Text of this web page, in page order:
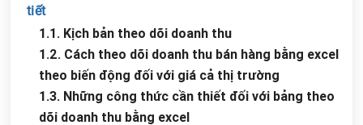
tiết
1.1. Kịch bản theo dõi doanh thu
1.2. Cách theo dõi doanh thu bán hàng bằng excel
theo biến động đối với giá cả thị trường
1.3. Những công thức cần thiết đối với bảng theo
dõi doanh thu bằng excel